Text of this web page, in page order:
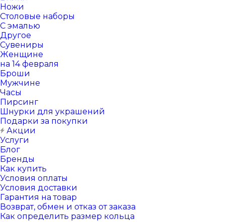
Ножи
Столовые наборы
С эмалью
Другое
Сувениры
Женщине
на 14 февраля
Броши
Мужчине
Часы
Пирсинг
Шнурки для украшений
Подарки за покупки
Акции
Услуги
Блог
Бренды
Как купить
Условия оплаты
Условия доставки
Гарантия на товар
Возврат, обмен и отказ от заказа
Как определить размер кольца